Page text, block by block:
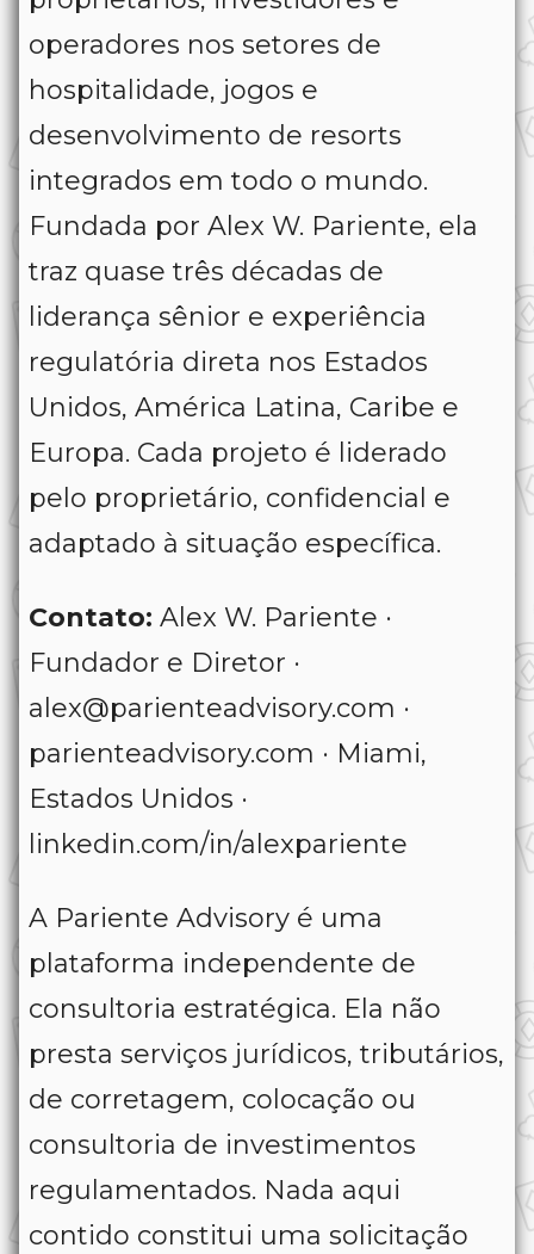
operadores nos setores de
hospitalidade, jogos e
desenvolvimento de resorts
integrados em todo o mundo.
Fundada por Alex W. Pariente, ela
traz quase três décadas de
liderança sênior e experiência
regulatória direta nos Estados
Unidos, América Latina, Caribe e
Europa. Cada projeto é liderado
pelo proprietário, confidencial e
adaptado à situação específica.
Contato: Alex W. Pariente ·
Fundador e Diretor ·
alex@parienteadvisory.com ·
parienteadvisory.com · Miami,
Estados Unidos ·
linkedin.com/in/alexpariente
A Pariente Advisory é uma
plataforma independente de
consultoria estratégica. Ela não
presta serviços jurídicos, tributários,
de corretagem, colocação ou
consultoria de investimentos
regulamentados. Nada aqui
contido constitui uma solicitação